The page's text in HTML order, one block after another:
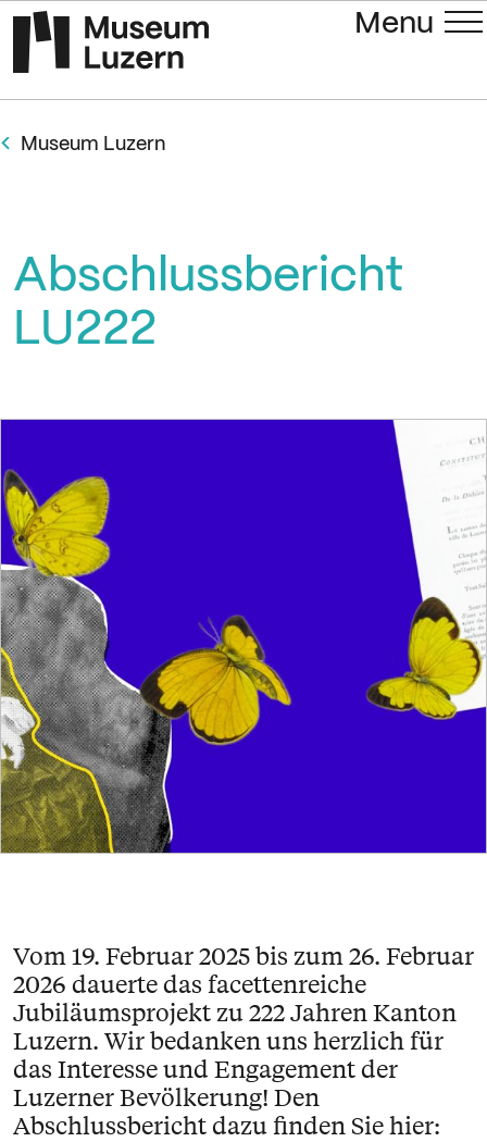
Menu
Museum Luzern
Abschlussbericht
LU222
Vom 19. Februar 2025 bis zum 26. Februar
2026 dauerte das facettenreiche
Jubiläumsprojekt zu 222 Jahren Kanton
Luzern. Wir bedanken uns herzlich für
das Interesse und Engagement der
Luzerner Bevölkerung! Den
Abschlussbericht dazu finden Sie hier: